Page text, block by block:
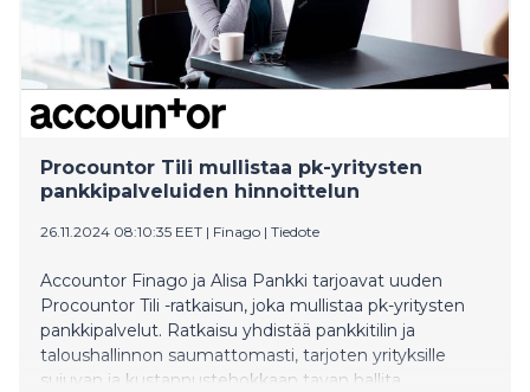
Procountor Tili mullistaa pk-yritysten
pankkipalveluiden hinnoittelun
26.11.2024 08:10:35 EET | Finago | Tiedote
Accountor Finago ja Alisa Pankki tarjoavat uuden
Procountor Tili -ratkaisun, joka mullistaa pk-yritysten
pankkipalvelut. Ratkaisu yhdistää pankkitilin ja
taloushallinnon saumattomasti, tarjoten yrityksille
sujuvan ja kustannustehokkaan tavan hallita